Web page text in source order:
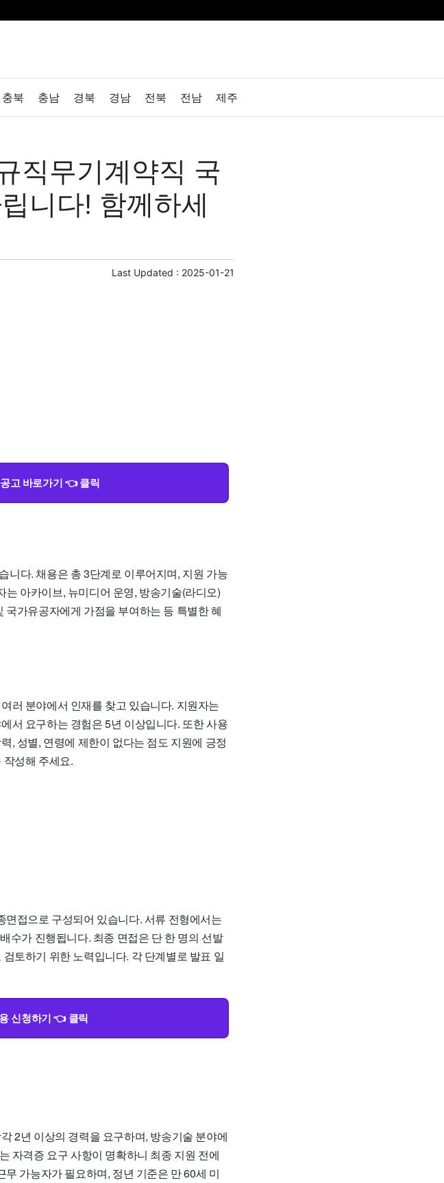
충북 충남 경북 경남 전북 전남 제주
직무기계약직 국
니다! 함께하세
Last Updated : 2025-01-21
고 바로가기 👈 클릭
니다. 채용은 총 3단계로 이루어지며, 지원 가능
아카이브, 뉴미디어 운영, 방송기술(라디오)
가유공자에게 가점을 부여하는 등 특별한 혜
러 분야에서 인재를 찾고 있습니다. 지원자는
서 요구하는 경험은 5년 이상입니다. 또한 사용
, 성별, 연령에 제한이 없다는 점도 지원에 긍정
성해 주세요.
접으로 구성되어 있습니다. 서류 전형에서는
수가 진행됩니다. 최종 면접은 단 한 명의 선발
토하기 위한 노력입니다. 각 단계별로 발표 일
신청하기 👈 클릭
2년 이상의 경력을 요구하며, 방송기술 분야에
자격증 요구 사항이 명확하니 최종 지원 전에
가능자가 필요하며, 정년 기준은 만 60세 미